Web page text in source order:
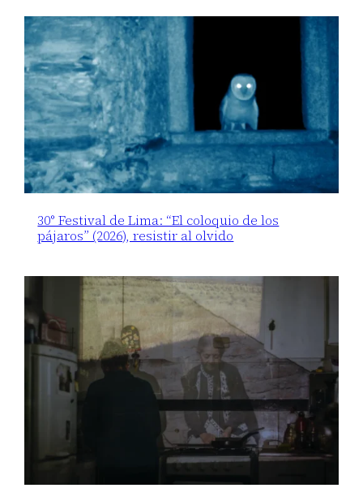
30° Festival de Lima: “El coloquio de los
pájaros” (2026), resistir al olvido